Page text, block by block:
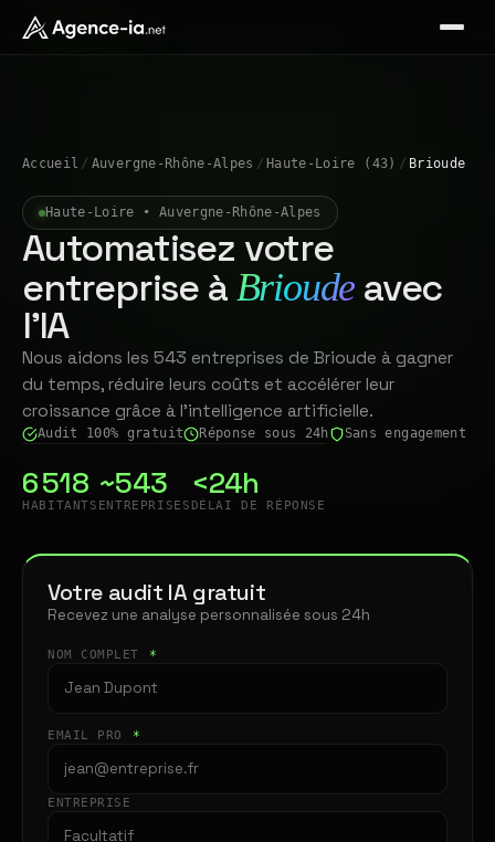
Accueil / Auvergne-Rhône-Alpes / Haute-Loire (43) / Brioude
Haute-Loire • Auvergne-Rhône-Alpes
Automatisez votre
entreprise à Brioude avec
l'IA
Nous aidons les 543 entreprises de Brioude à gagner
du temps, réduire leurs coûts et accélérer leur
croissance grâce à l'intelligence artificielle.
Audit 100% gratuit Réponse sous 24h Sans engagement
6 518
HABITANTS
~543
ENTREPRISES
<24h
DÉLAI DE RÉPONSE
Votre audit IA gratuit
Recevez une analyse personnalisée sous 24h
NOM COMPLET *
EMAIL PRO *
ENTREPRISE